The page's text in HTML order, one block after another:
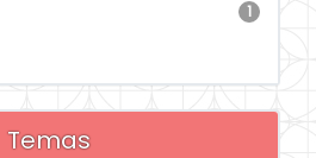
1
Temas